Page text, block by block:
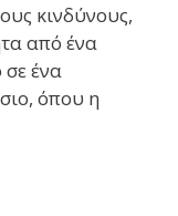
κινδύνους,
από ένα
σε ένα
όπου η